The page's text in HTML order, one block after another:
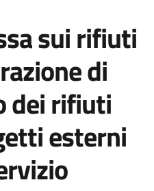
sui rifiuti
di
dei rifiuti
esterni